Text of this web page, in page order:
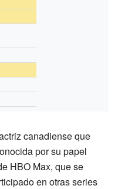
canadiense que
por su papel
HBO Max, que se
en otras series